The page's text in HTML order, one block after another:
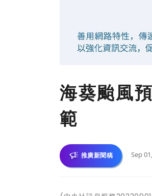
海葵颱風
範
推廣新聞稿 Sep